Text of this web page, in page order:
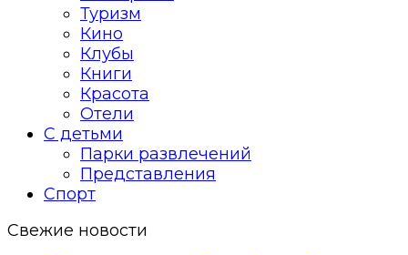
Туризм
Кино
Клубы
Книги
Красота
Отели
С детьми
Парки развлечений
Представления
Спорт
Свежие новости